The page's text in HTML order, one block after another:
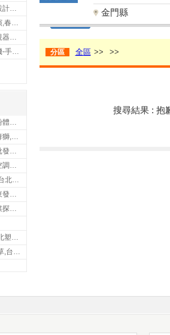
佳岳景觀有限公司-景觀設計公司,台北景觀設計,台北景觀工程,中山區景觀設計
天創娛樂工作室-尾牙表演,春酒表演,板橋尾牙表演
昌全監視器有限公司-監視器安裝,高雄監視器安裝,鳳山區監視器安裝
李克手機-給您便宜好手機-手機收購,屏東手機收購
萬環機械股份有限公司-粉體塗裝設備,輸送機,輸送機設備,台南輸送機
同仁堂國術獅藝館-舞龍舞獅,台中舞龍舞獅
台南蔬菜批發-全豐蔬菜批發專送/台南蔬菜箱宅配到府
上水立方空調工程-中央空調規劃,台北中央空調規劃
隆億銘板有限公司-銘板-台北銘板-板橋銘板
台灣袋業企業有限公司-東發企業社/台中太空袋/太空包
年達行商業有限公司-冷媒探漏儀,壓力錶組,真空泵浦,台北冷凍空調材料
大桐模具-塑膠射出廠,台北塑膠射出廠
財神園藝-草皮批發,地毯草,台北草,彰化地毯草,彰化台北草
金門縣
分區 全區 >> >>
搜尋結果 : 抱